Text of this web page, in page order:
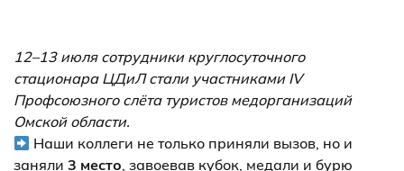
12–13 июля сотрудники круглосуточного
стационара ЦДиЛ стали участниками IV
Профсоюзного слёта туристов медорганизаций
Омской области.
Наши коллеги не только приняли вызов, но и
заняли 3 место, завоевав кубок, медали и бурю